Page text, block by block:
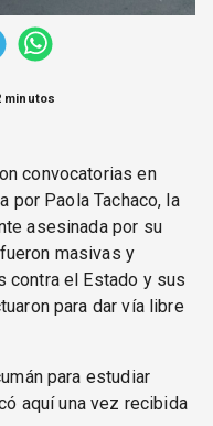
minutos
convocatorias en
por Paola Tachaco, la
asesinada por su
masivas y
contra el Estado y sus
para dar vía libre
para estudiar
aquí una vez recibida